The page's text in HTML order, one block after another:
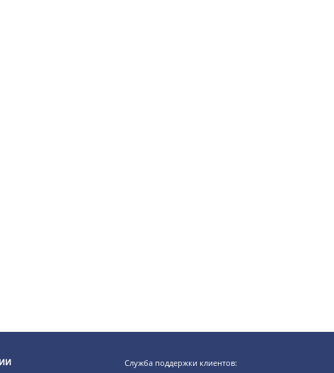
Служба поддержки клиентов: